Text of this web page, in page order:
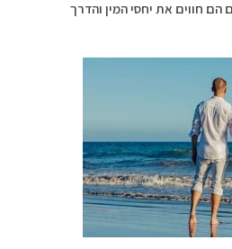
חווים את יחסי המין והדרך